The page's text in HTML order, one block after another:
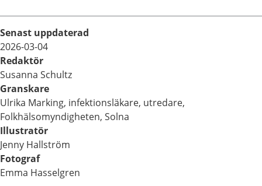
Senast uppdaterad
2026-03-04
Redaktör
Susanna Schultz
Granskare
Ulrika Marking, infektionsläkare, utredare,
Folkhälsomyndigheten, Solna
Illustratör
Jenny Hallström
Fotograf
Emma Hasselgren